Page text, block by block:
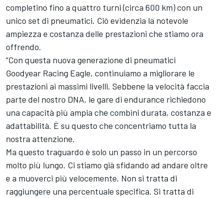
completino fino a quattro turni (circa 600 km) con un
unico set di pneumatici. Ciò evidenzia la notevole
ampiezza e costanza delle prestazioni che stiamo ora
offrendo.
“Con questa nuova generazione di pneumatici
Goodyear Racing Eagle, continuiamo a migliorare le
prestazioni ai massimi livelli. Sebbene la velocità faccia
parte del nostro DNA, le gare di endurance richiedono
una capacità più ampia che combini durata, costanza e
adattabilità. È su questo che concentriamo tutta la
nostra attenzione.
Ma questo traguardo è solo un passo in un percorso
molto più lungo. Ci stiamo già sfidando ad andare oltre
e a muoverci più velocemente. Non si tratta di
raggiungere una percentuale specifica. Si tratta di